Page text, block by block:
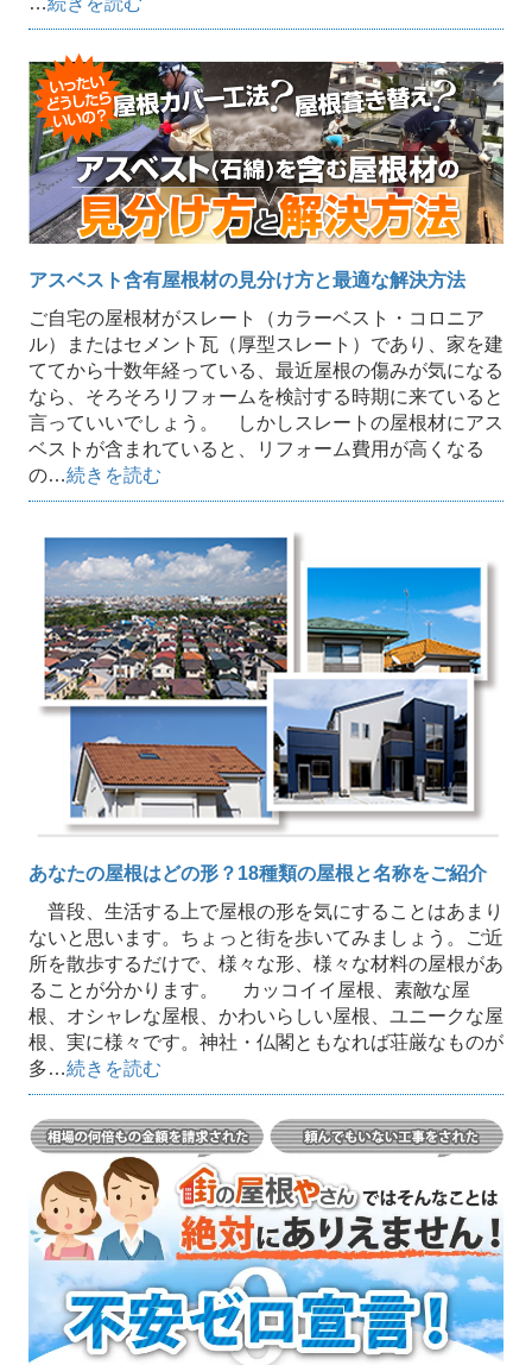
アスベスト含有屋根材の見分け方と最適な解決方法
ご自宅の屋根材がスレート（カラーベスト・コロニア
ル）またはセメント瓦（厚型スレート）であり、家を建
ててから十数年経っている、最近屋根の傷みが気になる
なら、そろそろリフォームを検討する時期に来ていると
言っていいでしょう。 しかしスレートの屋根材にアス
ベストが含まれていると、リフォーム費用が高くなる
の…続きを読む
あなたの屋根はどの形？18種類の屋根と名称をご紹介
普段、生活する上で屋根の形を気にすることはあまり
ないと思います。ちょっと街を歩いてみましょう。ご近
所を散歩するだけで、様々な形、様々な材料の屋根があ
ることが分かります。 カッコイイ屋根、素敵な屋
根、オシャレな屋根、かわいらしい屋根、ユニークな屋
根、実に様々です。神社・仏閣ともなれば荘厳なものが
多…続きを読む